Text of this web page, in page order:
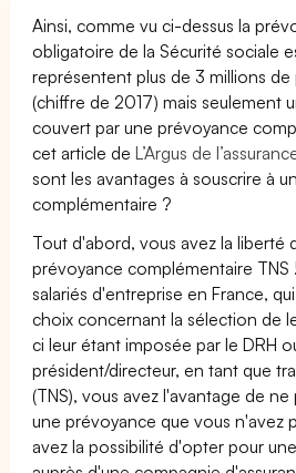
Ainsi, comme vu ci-dessus la
obligatoire de la Sécurité sociale
représentent plus de 3 millions
(chiffre de 2017) mais seulement
couvert par une prévoyance
cet article deL’Argus de
sont les avantages à souscrire à
complémentaire ?
Tout d'abord, vous avez la liberté
prévoyance complémentaire TNS
salariés d'entreprise en France,
choix concernant la sélection de
ci leur étant imposée par le DRH
président/directeur, en tant que
(TNS), vous avez l'avantage de
une prévoyance que vous n'avez
avez la possibilité d'opter pour